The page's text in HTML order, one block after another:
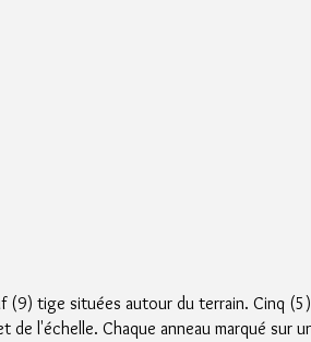
(9) tige situées autour du terrain. Cinq
l'échelle. Chaque anneau marqué sur